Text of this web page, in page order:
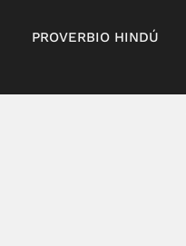
PROVERBIO HINDÚ